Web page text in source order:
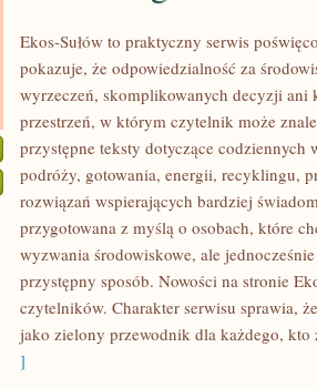
TECHNOLOGIE
PLANETY
Ekos-Sułów to praktyczny serwis
pokazuje, że odpowiedzialność za
wyrzeczeń, skomplikowanych decyzji ani
przestrzeń, w którym czytelnik może
przystępne teksty dotyczące
podróży, gotowania, energii, recyklingu,
rozwiązań wspierających bardziej
przygotowana z myślą o osobach, które
wyzwania środowiskowe, ale
przystępny sposób. Nowości na stronie
czytelników. Charakter serwisu sprawia,
jako zielony przewodnik dla każdego, kto
]